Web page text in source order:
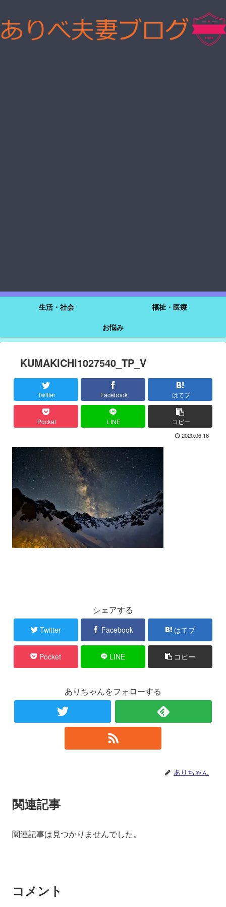
生活・社会
福祉・医療
お悩み
KUMAKICHI1027540_TP_V
Twitter Facebook はてブ
Pocket LINE コピー
2020.06.16
シェアする
Twitter Facebook はてブ
Pocket LINE コピー
ありちゃんをフォローする
ありちゃん
関連記事
関連記事は見つかりませんでした。
コメント